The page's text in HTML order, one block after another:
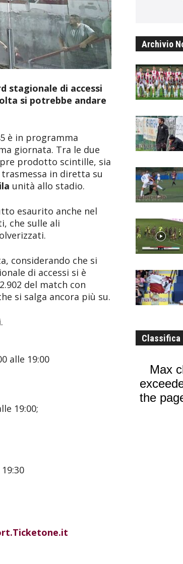
stagionale di accessi
si potrebbe andare
è in programma
giornata. Tra le due
prodotto scintille, sia
in diretta su
unità allo stadio.
esaurito anche nel
che sulle ali
considerando che si
di accessi si è
del match con
si salga ancora più su.
alle 19:00
19:00;
Archivio
Classifica